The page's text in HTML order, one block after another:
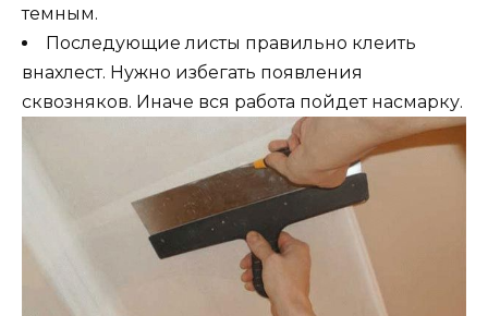
темным.
Последующие листы правильно клеить
внахлест. Нужно избегать появления
сквозняков. Иначе вся работа пойдет насмарку.